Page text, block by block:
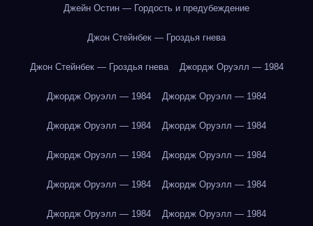
Джейн Остин — Гордость и предубеждение
Джон Стейнбек — Гроздья гнева
Джон Стейнбек — Гроздья гнева Джордж Оруэлл — 1984
Джордж Оруэлл — 1984 Джордж Оруэлл — 1984
Джордж Оруэлл — 1984 Джордж Оруэлл — 1984
Джордж Оруэлл — 1984 Джордж Оруэлл — 1984
Джордж Оруэлл — 1984 Джордж Оруэлл — 1984
Джордж Оруэлл — 1984 Джордж Оруэлл — 1984